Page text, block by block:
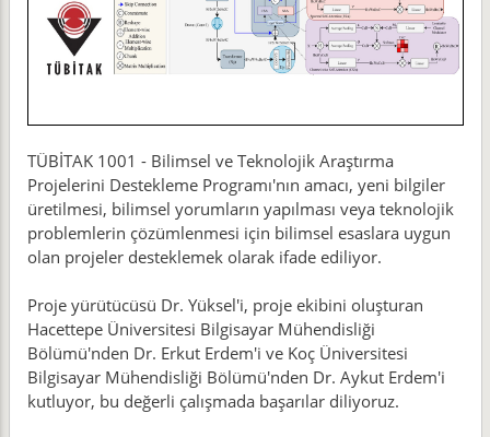
TÜBİTAK 1001 - Bilimsel ve Teknolojik Araştırma
Projelerini Destekleme Programı'nın amacı, yeni bilgiler
üretilmesi, bilimsel yorumların yapılması veya teknolojik
problemlerin çözümlenmesi için bilimsel esaslara uygun
olan projeler desteklemek olarak ifade ediliyor.
Proje yürütücüsü Dr. Yüksel'i, proje ekibini oluşturan
Hacettepe Üniversitesi Bilgisayar Mühendisliği
Bölümü'nden Dr. Erkut Erdem'i ve Koç Üniversitesi
Bilgisayar Mühendisliği Bölümü'nden Dr. Aykut Erdem'i
kutluyor, bu değerli çalışmada başarılar diliyoruz.